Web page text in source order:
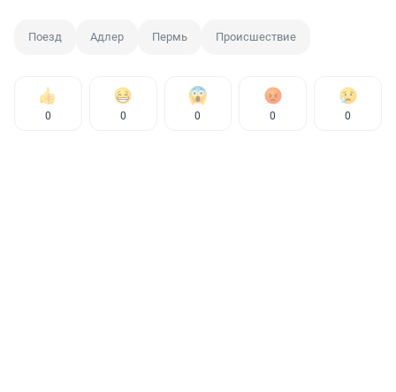
Поезд Адлер Пермь Происшествие
0 0 0 0 0